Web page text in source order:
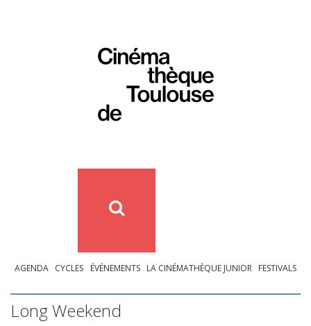
AGENDA CYCLES ÉVÉNEMENTS LA CINÉMATHÈQUE JUNIOR FESTIVALS
Long Weekend